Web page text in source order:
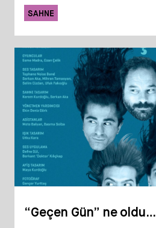
SAHNE
“Geçen Gün” ne oldu…